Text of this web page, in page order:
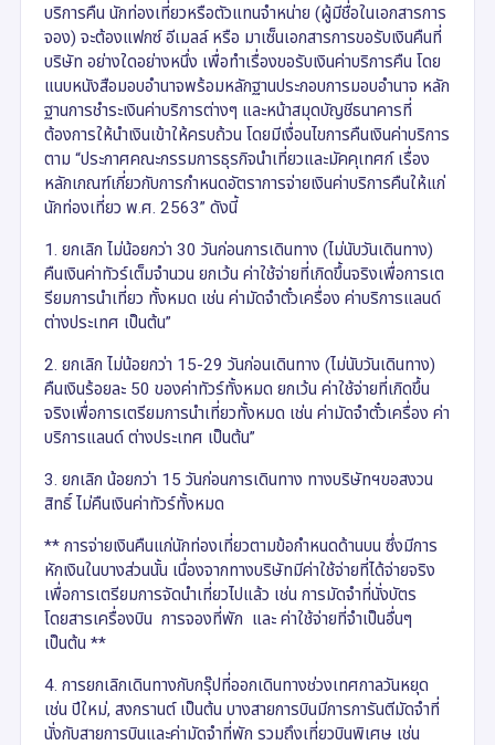
บริการคืน นักท่องเที่ยวหรือตัวแทนจำหน่าย (ผู้มีชื่อในเอกสารการ
จอง) จะต้องแฟกซ์ อีเมลล์ หรือ มาเซ็นเอกสารการขอรับเงินคืนที่
บริษัท อย่างใดอย่างหนึ่ง เพื่อทำเรื่องขอรับเงินค่าบริการคืน โดย
แนบหนังสือมอบอำนาจพร้อมหลักฐานประกอบการมอบอำนาจ หลัก
ฐานการชำระเงินค่าบริการต่างๆ และหน้าสมุดบัญชีธนาคารที่
ต้องการให้นำเงินเข้าให้ครบถ้วน โดยมีเงื่อนไขการคืนเงินค่าบริการ
ตาม “ประกาศคณะกรรมการธุรกิจนำเที่ยวและมัคคุเทศก์ เรื่อง
หลักเกณฑ์เกี่ยวกับการกำหนดอัตราการจ่ายเงินค่าบริการคืนให้แก่
นักท่องเที่ยว พ.ศ. 2563” ดังนี้
1. ยกเลิก ไม่น้อยกว่า 30 วันก่อนการเดินทาง (ไม่นับวันเดินทาง)
คืนเงินค่าทัวร์เต็มจำนวน ยกเว้น ค่าใช้จ่ายที่เกิดขึ้นจริงเพื่อการเต
รียมการนำเที่ยว ทั้งหมด เช่น ค่ามัดจำตั๋วเครื่อง ค่าบริการแลนด์
ต่างประเทศ เป็นต้น”
2. ยกเลิก ไม่น้อยกว่า 15-29 วันก่อนเดินทาง (ไม่นับวันเดินทาง)
คืนเงินร้อยละ 50 ของค่าทัวร์ทั้งหมด ยกเว้น ค่าใช้จ่ายที่เกิดขึ้น
จริงเพื่อการเตรียมการนำเที่ยวทั้งหมด เช่น ค่ามัดจำตั๋วเครื่อง ค่า
บริการแลนด์ ต่างประเทศ เป็นต้น”
3. ยกเลิก น้อยกว่า 15 วันก่อนการเดินทาง ทางบริษัทฯขอสงวน
สิทธิ์ ไม่คืนเงินค่าทัวร์ทั้งหมด
** การจ่ายเงินคืนแก่นักท่องเที่ยวตามข้อกำหนดด้านบน ซึ่งมีการ
หักเงินในบางส่วนนั้น เนื่องจากทางบริษัทมีค่าใช้จ่ายที่ได้จ่ายจริง
เพื่อการเตรียมการจัดนำเที่ยวไปแล้ว เช่น การมัดจำที่นั่งบัตร
โดยสารเครื่องบิน การจองที่พัก และ ค่าใช้จ่ายที่จำเป็นอื่นๆ
เป็นต้น **
4. การยกเลิกเดินทางกับกรุ๊ปที่ออกเดินทางช่วงเทศกาลวันหยุด
เช่น ปีใหม่, สงกรานต์ เป็นต้น บางสายการบินมีการการันตีมัดจำที่
นั่งกับสายการบินและค่ามัดจำที่พัก รวมถึงเที่ยวบินพิเศษ เช่น